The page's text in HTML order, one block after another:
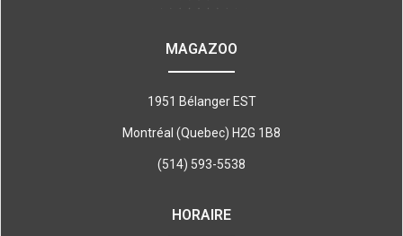
MAGAZOO
1951 Bélanger EST
Montréal (Quebec) H2G 1B8
(514) 593-5538
HORAIRE